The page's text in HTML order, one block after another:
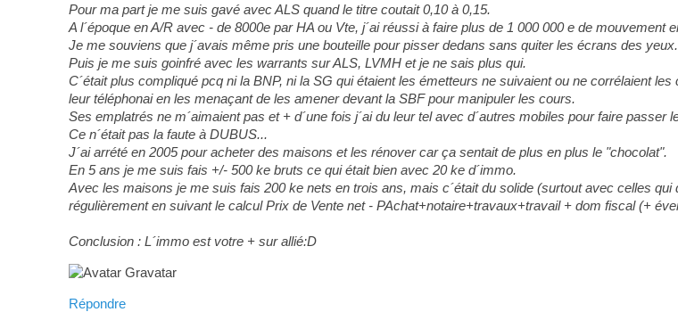
Pour ma part je me suis gavé avec ALS quand le titre coutait 0,10 à 0,15.
A l´époque en A/R avec - de 8000e par HA ou Vte, j´ai réussi à faire plus de 1 000 000 e de mouvement
Je me souviens que j´avais même pris une bouteille pour pisser dedans sans quiter les écrans des yeux.
Puis je me suis goinfré avec les warrants sur ALS, LVMH et je ne sais plus qui.
C´était plus compliqué pcq ni la BNP, ni la SG qui étaient les émetteurs ne suivaient ou ne corrélaient
leur téléphonai en les menaçant de les amener devant la SBF pour manipuler les cours.
Ses emplatrés ne m´aimaient pas et + d´une fois j´ai du leur tel avec d´autres mobiles pour faire passer
Ce n´était pas la faute à DUBUS...
J´ai arrété en 2005 pour acheter des maisons et les rénover car ça sentait de plus en plus le "chocolat".
En 5 ans je me suis fais +/- 500 ke bruts ce qui était bien avec 20 ke d´immo.
Avec les maisons je me suis fais 200 ke nets en trois ans, mais c´était du solide (surtout avec celles
régulièrement en suivant le calcul Prix de Vente net - PAchat+notaire+travaux+travail + dom fiscal (+
Conclusion : L´immo est votre + sur allié:D
Répondre